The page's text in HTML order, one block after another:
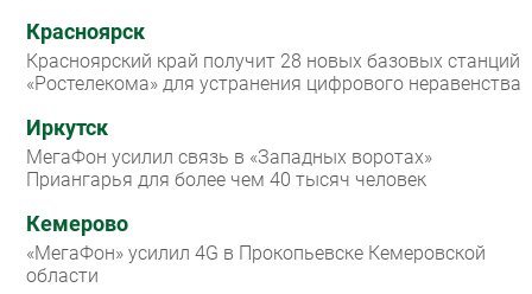
Красноярск
Красноярский край получит 28 новых базовых станций
«Ростелекома» для устранения цифрового неравенства
Иркутск
МегаФон усилил связь в «Западных воротах»
Приангарья для более чем 40 тысяч человек
Кемерово
«МегаФон» усилил 4G в Прокопьевске Кемеровской
области